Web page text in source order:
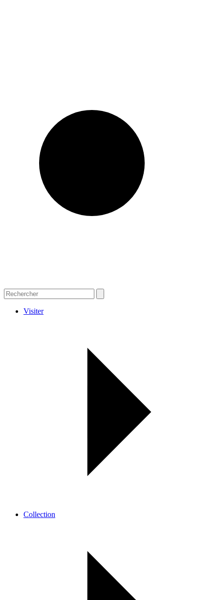
Visiter
Collection